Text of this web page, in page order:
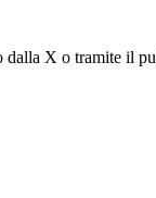
X o tramite il